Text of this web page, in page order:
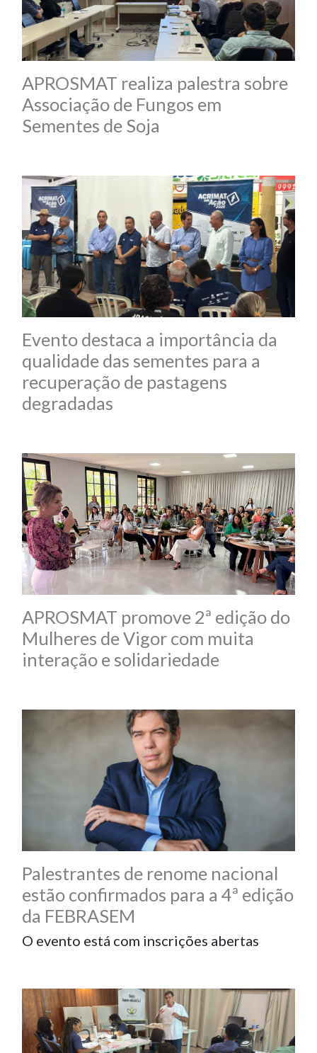
APROSMAT realiza palestra sobre
Associação de Fungos em
Sementes de Soja
Evento destaca a importância da
qualidade das sementes para a
recuperação de pastagens
degradadas
APROSMAT promove 2ª edição do
Mulheres de Vigor com muita
interação e solidariedade
Palestrantes de renome nacional
estão confirmados para a 4ª edição
da FEBRASEM
O evento está com inscrições abertas